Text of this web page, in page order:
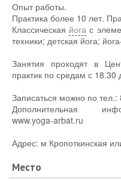
Опыт работы.
Практика более 10 лет.
Классическая йога с
техники; детская йога;
Занятия проходят в
практик по средам с 18.30
Записаться можно по
Дополнительная
www.yoga-arbat.ru
Адрес: м Кропоткинская
Место